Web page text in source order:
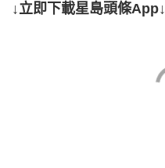
↓立即下載星島頭條App↓